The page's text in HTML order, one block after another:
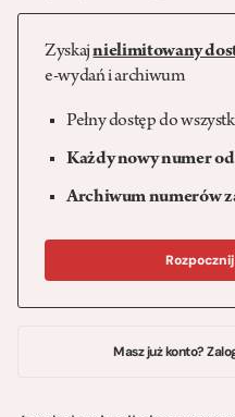
Zyskajnielimitowany
e-wydań i archiwum
Pełny dostęp do
Każdy nowy numer
Archiwum numerów
Masz już konto?